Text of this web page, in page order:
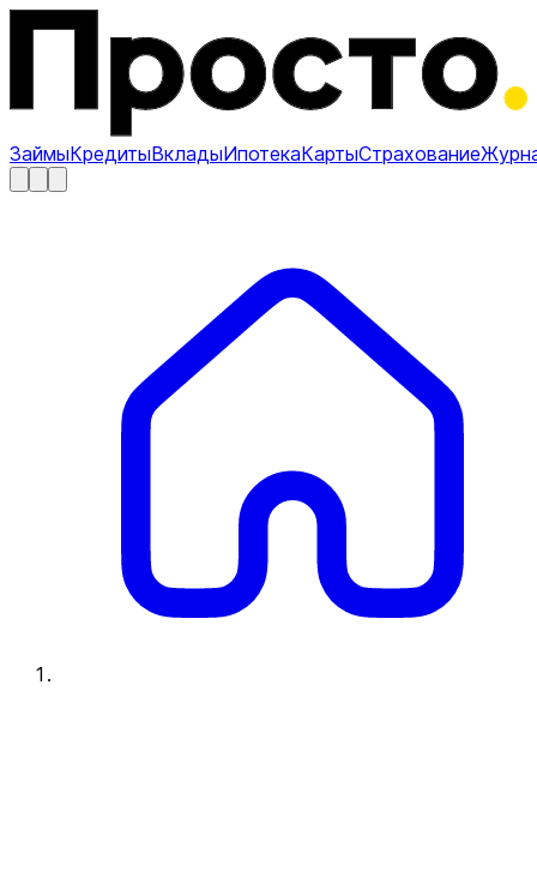
ЗаймыКредитыВкладыИпотекаКартыСтрахование